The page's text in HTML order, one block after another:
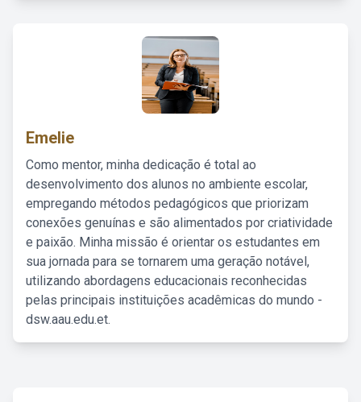
Emelie
Como mentor, minha dedicação é total ao
desenvolvimento dos alunos no ambiente escolar,
empregando métodos pedagógicos que priorizam
conexões genuínas e são alimentados por criatividade
e paixão. Minha missão é orientar os estudantes em
sua jornada para se tornarem uma geração notável,
utilizando abordagens educacionais reconhecidas
pelas principais instituições acadêmicas do mundo -
dsw.aau.edu.et.